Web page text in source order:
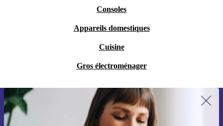
Consoles
Appareils domestiques
Cuisine
Gros électroménager
Recevoir offres et infos de refurbed
par mail